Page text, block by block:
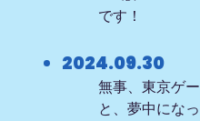
です！​
2024.09.30
無事、東京ゲ
と、夢中にな